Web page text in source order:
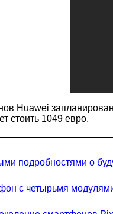
Huawei
стоить 1049 евро.
подробностями о
с четырьмя